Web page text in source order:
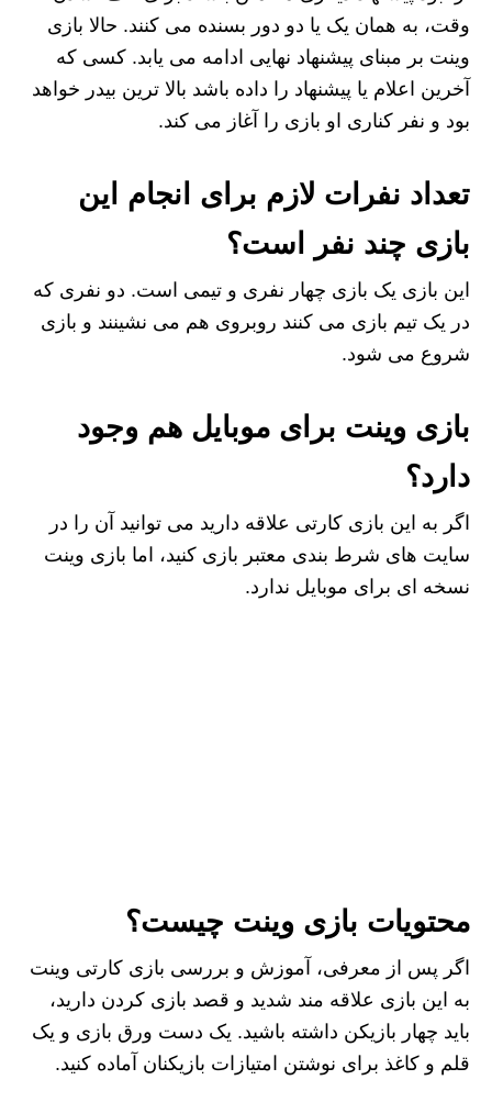
وقت، به همان یک یا دو دور بسنده می کنند. حالا بازی
وینت بر مبنای پیشنهاد نهایی ادامه می یابد. کسی که
آخرین اعلام یا پیشنهاد را داده باشد بالا ترین بیدر خواهد
بود و نفر کناری او بازی را آغاز می کند.
تعداد نفرات لازم برای انجام این
بازی چند نفر است؟
این بازی یک بازی چهار نفری و تیمی است. دو نفری که
در یک تیم بازی می کنند روبروی هم می نشینند و بازی
شروع می شود.
بازی وینت برای موبایل هم وجود
دارد؟
اگر به این بازی کارتی علاقه دارید می توانید آن را در
سایت های شرط بندی معتبر بازی کنید، اما بازی وینت
نسخه ای برای موبایل ندارد.
محتویات بازی وینت چیست؟
اگر پس از معرفی، آموزش و بررسی بازی کارتی وینت
به این بازی علاقه مند شدید و قصد بازی کردن دارید،
باید چهار بازیکن داشته باشید. یک دست ورق بازی و یک
قلم و کاغذ برای نوشتن امتیازات بازیکنان آماده کنید.